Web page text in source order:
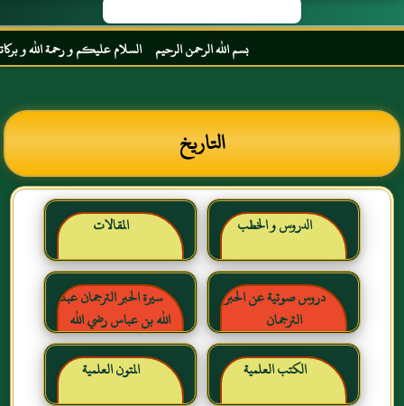
بسم الله الرحمن الرحيم السلام عليكم و رحمة الله و
التاريخ
الدروس و الخطب المقالات
دروس صوتية عن الحبر
الترجمان
سيرة الحبر الترجمان عبد
الله بن عباس رضي الله
عنهما
الكتب العلمية
المتون العلمية